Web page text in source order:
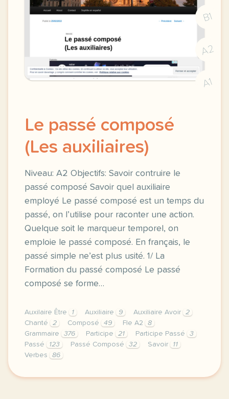
B1
A2
A1
Le passé composé
(Les auxiliaires)
Niveau: A2 Objectifs: Savoir contruire le
passé composé Savoir quel auxiliaire
employé Le passé composé est un temps du
passé, on l’utilise pour raconter une action.
Quelque soit le marqueur temporel, on
emploie le passé composé. En français, le
passé simple ne’est plus usité. 1/ La
Formation du passé composé Le passé
composé se forme…
Auxilaire Être 1 Auxiliaire 9 Auxiliaire Avoir
2
Chanté
2 Composé 49 Fle A2
8
Grammaire
376 Participe 21 Participe Passé
3
Passé
123 Passé Composé 32 Savoir
11
Verbes
86
niveau a2 objectifs savoir contruire le passe